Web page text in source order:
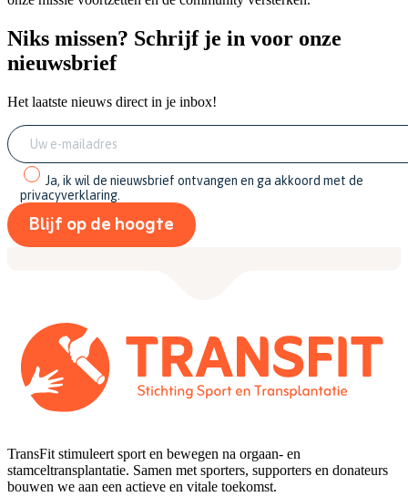
Niks missen? Schrijf je in voor onze
nieuwsbrief
Het laatste nieuws direct in je inbox!
Ja, ik wil de nieuwsbrief ontvangen en ga akkoord met de
privacyverklaring.
TransFit stimuleert sport en bewegen na orgaan- en
stamceltransplantatie. Samen met sporters, supporters en donateurs
bouwen we aan een actieve en vitale toekomst.